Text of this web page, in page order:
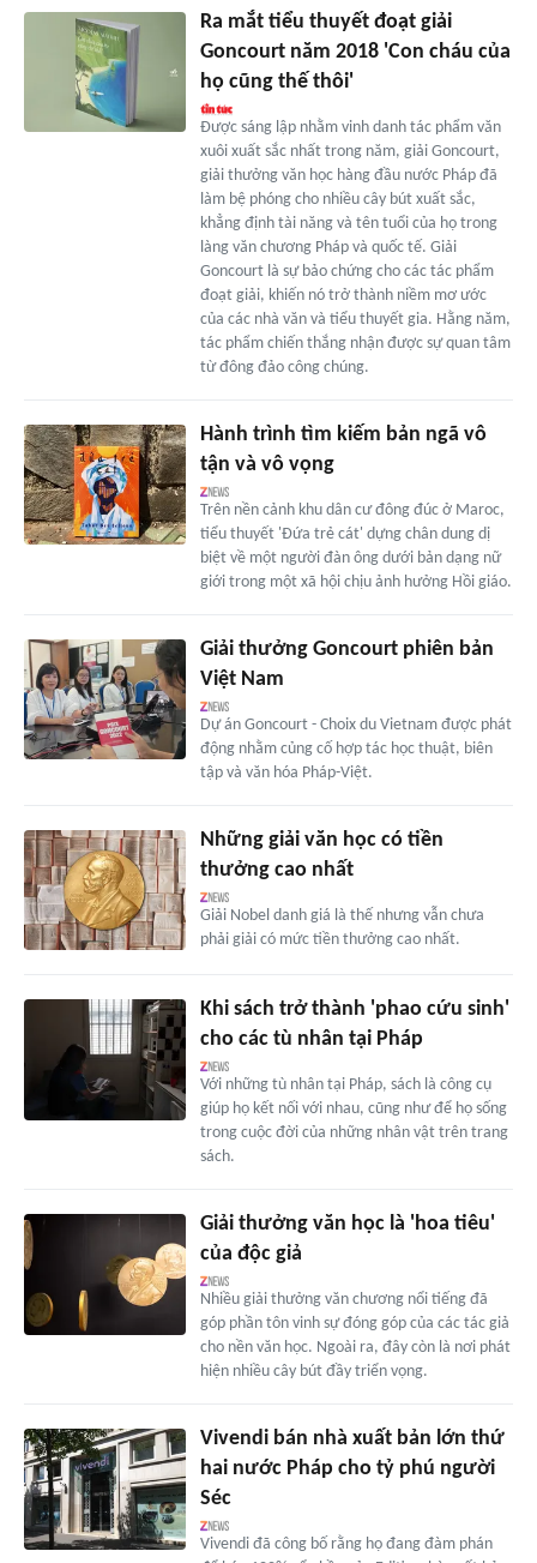
Ra mắt tiểu thuyết đoạt giải
Goncourt năm 2018 'Con cháu của
họ cũng thế thôi'
Được sáng lập nhằm vinh danh tác phẩm văn
xuôi xuất sắc nhất trong năm, giải Goncourt,
giải thưởng văn học hàng đầu nước Pháp đã
làm bệ phóng cho nhiều cây bút xuất sắc,
khẳng định tài năng và tên tuổi của họ trong
làng văn chương Pháp và quốc tế. Giải
Goncourt là sự bảo chứng cho các tác phẩm
đoạt giải, khiến nó trở thành niềm mơ ước
của các nhà văn và tiểu thuyết gia. Hằng năm,
tác phẩm chiến thắng nhận được sự quan tâm
từ đông đảo công chúng.
Hành trình tìm kiếm bản ngã vô
tận và vô vọng
Trên nền cảnh khu dân cư đông đúc ở Maroc,
tiểu thuyết 'Đứa trẻ cát' dựng chân dung dị
biệt về một người đàn ông dưới bản dạng nữ
giới trong một xã hội chịu ảnh hưởng Hồi giáo.
Giải thưởng Goncourt phiên bản
Việt Nam
Dự án Goncourt - Choix du Vietnam được phát
động nhằm củng cố hợp tác học thuật, biên
tập và văn hóa Pháp-Việt.
Những giải văn học có tiền
thưởng cao nhất
Giải Nobel danh giá là thế nhưng vẫn chưa
phải giải có mức tiền thưởng cao nhất.
Khi sách trở thành 'phao cứu sinh'
cho các tù nhân tại Pháp
Với những tù nhân tại Pháp, sách là công cụ
giúp họ kết nối với nhau, cũng như để họ sống
trong cuộc đời của những nhân vật trên trang
sách.
Giải thưởng văn học là 'hoa tiêu'
của độc giả
Nhiều giải thưởng văn chương nổi tiếng đã
góp phần tôn vinh sự đóng góp của các tác giả
cho nền văn học. Ngoài ra, đây còn là nơi phát
hiện nhiều cây bút đầy triển vọng.
Vivendi bán nhà xuất bản lớn thứ
hai nước Pháp cho tỷ phú người
Séc
Vivendi đã công bố rằng họ đang đàm phán